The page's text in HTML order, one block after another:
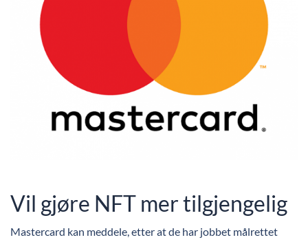
Vil gjøre NFT mer tilgjengelig
Mastercard kan meddele, etter at de har jobbet målrettet